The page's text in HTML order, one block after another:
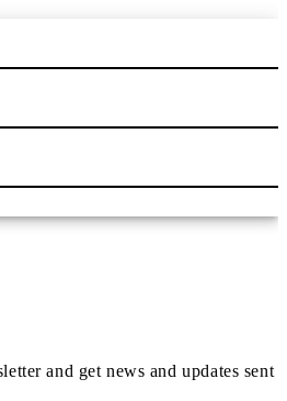
and get news and updates sent